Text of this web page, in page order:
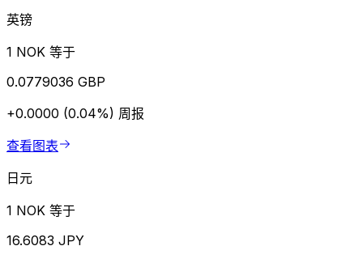
英镑
1 NOK 等于
0.0779036 GBP
+0.0000 (0.04%) 周报
查看图表
日元
1 NOK 等于
16.6083 JPY